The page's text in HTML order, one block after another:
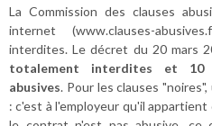
La Commission des clauses
internet (www.clauses-
interdites. Le décret du 20 mars
totalement interdites et 10
abusives. Pour les clauses
: c'est à l'employeur qu'il